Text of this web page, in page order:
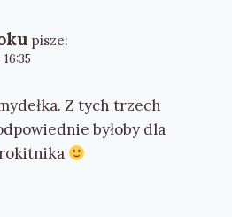
pisze:
Z tych trzech
byłoby dla